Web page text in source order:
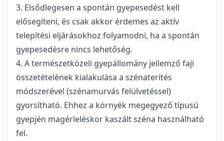
3. Elsődlegesen a spontán gyepesedést kell
elősegíteni, és csak akkor érdemes az aktív
telepítési eljárásokhoz folyamodni, ha a spontán
gyepesedésre nincs lehetőség.
4. A természetközeli gyepállomány jellemző faji
összetételének kialakulása a szénaterítés
módszerével (szénamurvás felülvetéssel)
gyorsítható. Ehhez a környék megegyező típusú
gyepjén magérleléskor kaszált széna használható
fel.